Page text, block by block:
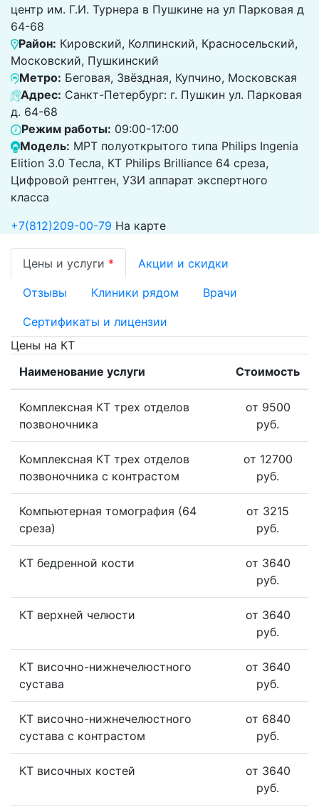
центр им. Г.И. Турнера в Пушкине на ул Парковая д
64-68
Район: Кировский, Колпинский, Красносельский,
Московский, Пушкинский
Метро: Беговая, Звёздная, Купчино, Московская
Адрес: Санкт-Петербург: г. Пушкин ул. Парковая
д. 64-68
Режим работы: 09:00-17:00
Модель: МРТ полуоткрытого типа Philips Ingenia
Elition 3.0 Tесла, КТ Philips Brilliance 64 среза,
Цифровой рентген, УЗИ аппарат экспертного
класса
+7(812)209-00-79 На карте
Цены и услуги * Акции и скидки
Отзывы Клиники рядом Врачи
Сертификаты и лицензии
Цены на КТ
Наименование услуги
Стоимость
Комплексная КТ трех отделов
позвоночника
от 9500
руб.
Комплексная КТ трех отделов
позвоночника с контрастом
от 12700
руб.
Компьютерная томография (64
среза)
от 3215
руб.
КТ бедренной кости
от 3640
руб.
КТ верхней челюсти
от 3640
руб.
КТ височно-нижнечелюстного
сустава
от 3640
руб.
КТ височно-нижнечелюстного
сустава с контрастом
от 6840
руб.
КТ височных костей
от 3640
руб.